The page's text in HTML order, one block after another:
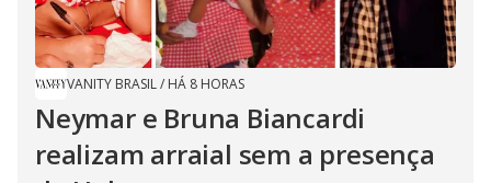
VANITY BRASIL/ HÁ 8 HORAS
Neymar e Bruna Biancardi
realizam arraial sem a presença